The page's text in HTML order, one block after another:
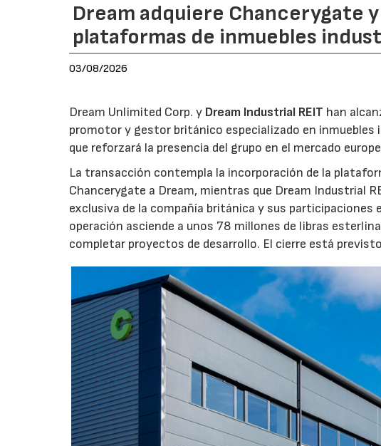
Dream adquiere Chancerygate
plataformas de inmuebles
03/08/2026
Dream Unlimited Corp. y Dream Industrial REIT han
promotor y gestor británico especializado en
que reforzará la presencia del grupo en el mercado
La transacción contempla la incorporación de la
Chancerygate a Dream, mientras que Dream Industrial
exclusiva de la compañía británica y sus
operación asciende a unos 78 millones de libras
completar proyectos de desarrollo. El cierre está